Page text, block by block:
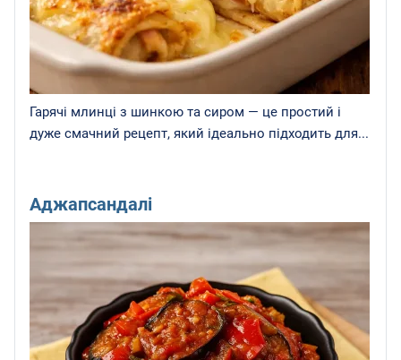
Гарячі млинці з шинкою та сиром — це простий і
дуже смачний рецепт, який ідеально підходить для...
Аджапсандалі